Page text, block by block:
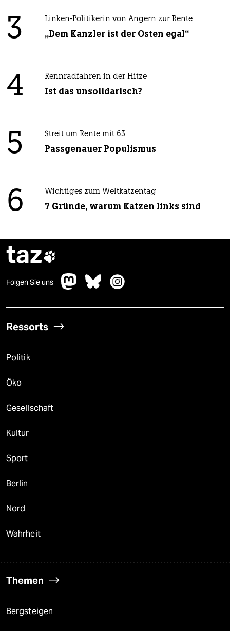
3 Linken-Politikerin von Angern zur Rente
„Dem Kanzler ist der Osten egal“
4 Rennradfahren in der Hitze
Ist das unsolidarisch?
5 Streit um Rente mit 63
Passgenauer Populismus
6 Wichtiges zum Weltkatzentag
7 Gründe, warum Katzen links sind
taz
Folgen Sie uns
Ressorts
Politik
Öko
Gesellschaft
Kultur
Sport
Berlin
Nord
Wahrheit
Themen
Bergsteigen